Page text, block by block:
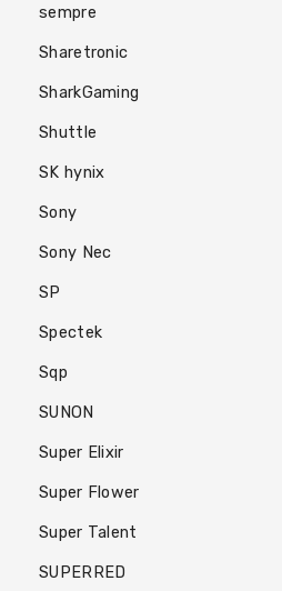
sempre
Sharetronic
SharkGaming
Shuttle
SK hynix
Sony
Sony Nec
SP
Spectek
Sqp
SUNON
Super Elixir
Super Flower
Super Talent
SUPERRED